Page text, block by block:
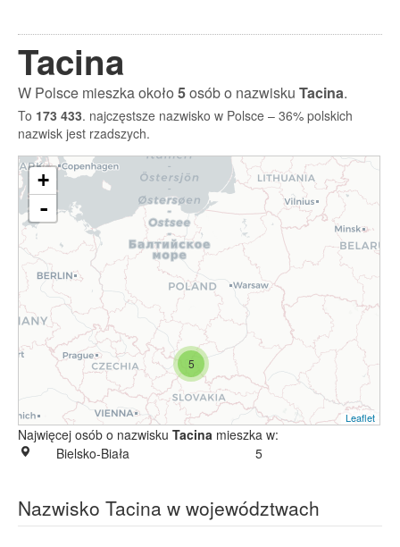
Tacina
W Polsce mieszka około5osób o nazwisku Tacina.
To 173 433. najczęstsze nazwisko w Polsce – 36% polskich
nazwisk jest rzadszych.
5
+
-
Leaflet
Najwięcej osób o nazwisku Tacina mieszka w:
Bielsko-Biała
5
Nazwisko Tacina w województwach